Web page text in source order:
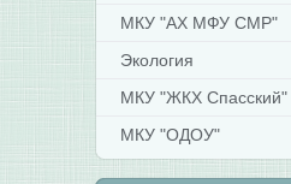
МКУ "АХ МФУ СМР"
Экология
МКУ "ЖКХ Спасский"
МКУ "ОДОУ"